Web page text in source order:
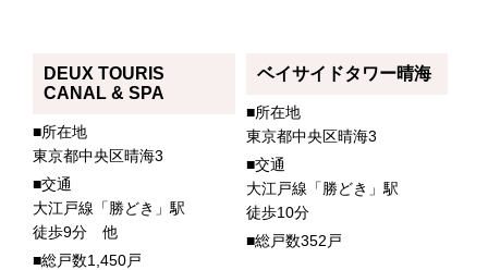
DEUX TOURIS
CANAL & SPA
■所在地
東京都中央区晴海3
■交通
大江戸線「勝どき」駅
徒歩9分 他
■総戸数1,450戸
ベイサイドタワー晴海
■所在地
東京都中央区晴海3
■交通
大江戸線「勝どき」駅
徒歩10分
■総戸数352戸